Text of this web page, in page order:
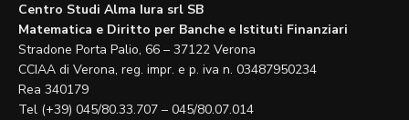
Centro Studi Alma Iura srl SB
Matematica e Diritto per Banche e Istituti Finanziari
Stradone Porta Palio, 66 – 37122 Verona
CCIAA di Verona, reg. impr. e p. iva n. 03487950234
Rea 340179
Tel (+39) 045/80.33.707 – 045/80.07.014